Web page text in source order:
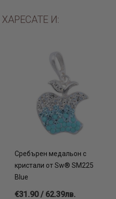
И:
Сребърен медальон с
кристали от Sw® SM225
Blue
€31.90 / 62.39лв.